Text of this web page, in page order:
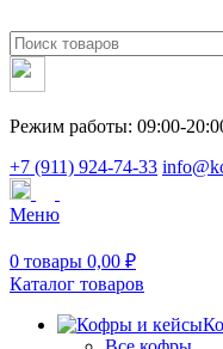
Режим работы: 09:00-
+7 (911) 924-74-33
Меню
0 товары 0,00 ₽
Каталог товаров